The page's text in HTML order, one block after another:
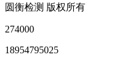
圆衡检测 版权所有
274000
18954795025